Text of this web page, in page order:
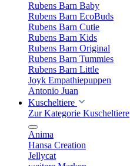
Rubens Barn Baby
Rubens Barn EcoBuds
Rubens Barn Cutie
Rubens Barn Kids
Rubens Barn Original
Rubens Barn Tummies
Rubens Barn Little
Joyk Empathiepuppen
Antonio Juan
Kuscheltiere
Zur Kategorie Kuscheltiere
Anima
Hansa Creation
Jellycat